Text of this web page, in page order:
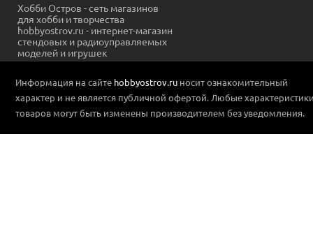
Хобби Остров - сеть магазинов
для хобби и творчества
hobbyostrov.ru - интернет-магазин
стендовых и радиоуправляемых
моделей и игрушек
Информация на сайте hobbyostrov.ru носит ознакомительный
характер и не является публичной офертой. Любые
товаров могут быть изменены производителем без уведомления.